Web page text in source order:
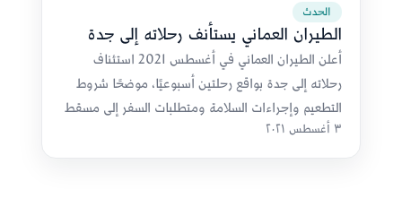
الحدث
الطيران العماني يستأنف رحلاته إلى جدة
أعلن الطيران العماني في أغسطس 2021 استئناف
رحلاته إلى جدة بواقع رحلتين أسبوعيًا، موضحًا شروط
التطعيم وإجراءات السلامة ومتطلبات السفر إلى مسقط
وجدة والعمرة.
٣ أغسطس ٢٠٢١